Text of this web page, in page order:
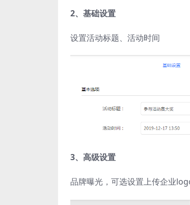
2、基础设置
设置活动标题、活动时间
3、高级设置
品牌曝光，可选设置上传企业